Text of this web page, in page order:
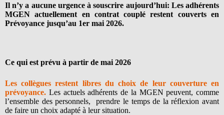
Il n’y a aucune urgence à souscrire aujourd’hui: Les adhérents
MGEN actuellement en contrat couplé restent couverts en
Prévoyance jusqu’au 1er mai 2026.
Ce qui est prévu à partir de mai 2026
Les collègues restent libres du choix de leur couverture en
prévoyance. Les actuels adhérents de la MGEN peuvent, comme
l’ensemble des personnels, prendre le temps de la réflexion avant
de faire un choix adapté à leur situation.